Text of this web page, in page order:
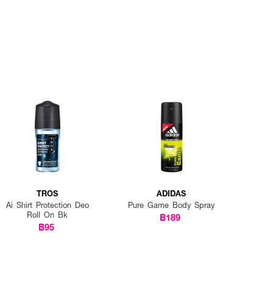
TROS
Ai Shirt Protection Deo
Roll On Bk
฿95
ADIDAS
Pure Game Body Spray
฿189